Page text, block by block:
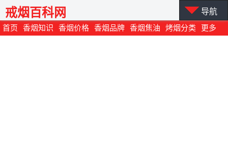
首页 香烟知识 香烟价格 香烟品牌 香烟焦油 烤烟分类 更多
戒烟百科网 导航